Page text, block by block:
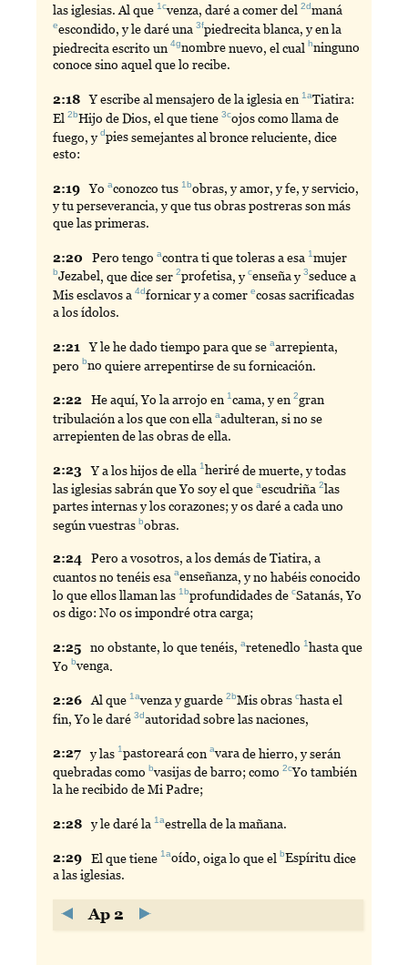
las iglesias. Al que1cvenza, daré a comer del2dmaná
eescondido, y le daré una3fpiedrecitablanca, y en la
piedrecita escrito un4gnombrenuevo, el cualhninguno
conoce sino aquel que lo recibe.
2:18 Yescribe al mensajero de la iglesia en1aTiatira:
El2bHijo de Dios, el que tiene3cojoscomo llama de
fuego, ydpiessemejantes al bronce reluciente, dice
esto:
2:19 Yo aconozco tus1bobras, y amor, y fe, y servicio,
y tu perseverancia, y que tus obras postreras son más
que las primeras.
2:20 Pero tengoacontra ti que toleras a esa1mujer
bJezabel, que dice ser2profetisa, ycenseñay3seducea
Mis esclavos a4dfornicary a comerecosassacrificadas
a los ídolos.
2:21 Yle he dado tiempo para que seaarrepienta,
perobno quiere arrepentirse de su fornicación.
2:22 Heaquí, Yo la arrojo en1cama, y en2gran
tribulación a los que con ellaaadulteran, si no se
arrepienten de las obras de ella.
2:23 Ya los hijos de ella1heriréde muerte, y todas
las iglesias sabrán que Yo soy el queaescudriña 2las
partes internas y los corazones; y os daré a cada uno
según vuestrasbobras.
2:24 Pero a vosotros, a los demás de Tiatira, a
cuantos no tenéis esaaenseñanza, y no habéis conocido
lo que ellos llaman las1bprofundidadesdecSatanás, Yo
os digo: No os impondré otra carga;
2:25 no obstante, lo que tenéis,aretenedlo 1hasta que
Yobvenga.
2:26 Al que1avenzay guarde2bMisobraschasta el
fin, Yo le daré3dautoridad sobre las naciones,
2:27 ylas1pastorearáconavarade hierro, y serán
quebradas comobvasijasde barro; como2cYo también
la he recibido de Mi Padre;
2:28 yle daré la1aestrella de la mañana.
2:29 El que tiene1aoído , oiga lo que elbEspíritu dice
a las iglesias.
Ap 2